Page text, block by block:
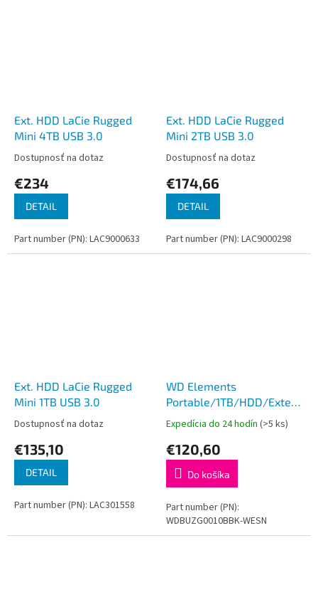
Ext. HDD LaCie Rugged
Mini 4TB USB 3.0
Dostupnosť na dotaz
€234
DETAIL
Part number (PN): LAC9000633
Ext. HDD LaCie Rugged
Mini 2TB USB 3.0
Dostupnosť na dotaz
€174,66
DETAIL
Part number (PN): LAC9000298
Ext. HDD LaCie Rugged
Mini 1TB USB 3.0
Dostupnosť na dotaz
€135,10
DETAIL
Part number (PN): LAC301558
WD Elements
Portable/1TB/HDD/Externý/
Čierna/2R
Expedícia do 24 hodín (>5 ks)
€120,60
Do košíka
Part number (PN):
WDBUZG0010BBK-WESN